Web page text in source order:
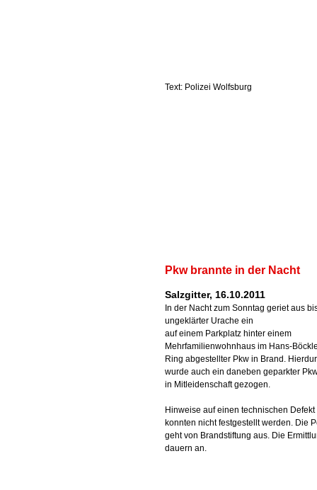
Text: Polizei Wolfsburg
Pkw brannte in der Nacht
Salzgitter, 16.10.2011
In der Nacht zum Sonntag geriet aus
ungeklärter Urache ein
auf einem Parkplatz hinter einem
Mehrfamilienwohnhaus im Hans-
Ring abgestellter Pkw in Brand.
wurde auch ein daneben geparkter
in Mitleidenschaft gezogen.
Hinweise auf einen technischen Defekt
konnten nicht festgestellt werden. Die
geht von Brandstiftung aus. Die
dauern an.